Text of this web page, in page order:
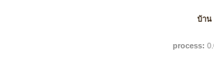
บ้าน
process: